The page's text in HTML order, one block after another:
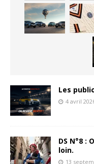
Les
4 avril
DS N°8
loin.
13